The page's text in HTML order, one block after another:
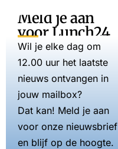
Meld je aan
voor Lunch24
Wil je elke dag om
12.00 uur het laatste
nieuws ontvangen in
jouw mailbox?
Dat kan! Meld je aan
voor onze nieuwsbrief
en blijf op de hoogte.